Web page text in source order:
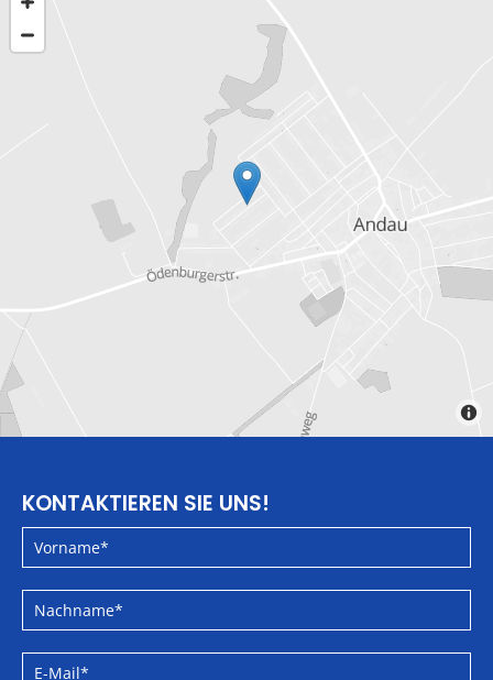
KONTAKTIEREN SIE UNS!